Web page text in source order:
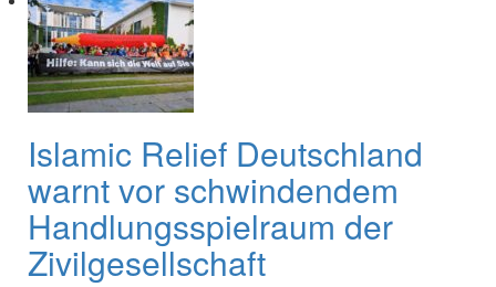
Islamic Relief Deutschland
warnt vor schwindendem
Handlungsspielraum der
Zivilgesellschaft